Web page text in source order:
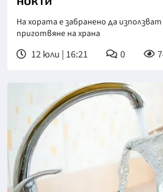
На хората е забранено да
приготвяне на храна
12 юли | 16:21 0